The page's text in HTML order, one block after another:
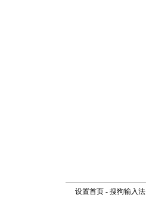
设置首页- 搜狗输入法